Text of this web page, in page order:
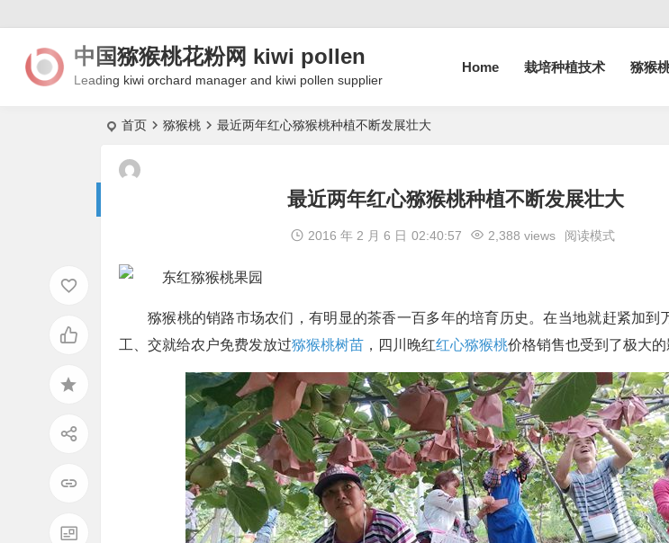
中国猕猴桃花粉网 kiwi pollen
Leading kiwi orchard manager and kiwi pollen supplier
Home 栽培种植技术 猕猴
首页 猕猴桃 最近两年红心猕猴桃种植不断发展壮大
最近两年红心猕猴桃种植不断发展壮大
2016 年 2 月 6 日 02:40:57 2,388 views 阅读模式
猕猴桃的销路市场农们，有明显的茶香一百多年的培育历史。在当地就赶紧加到
工、交就给农户免费发放过猕猴桃树苗 ，四川晚红红心猕猴桃价格销售也受到了极大的